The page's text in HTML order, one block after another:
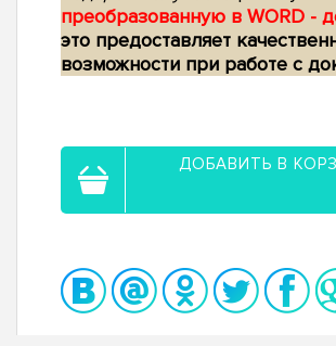
преобразованную в WORD -
это предоставляет
возможности при работе с
ДОБАВИТЬ В